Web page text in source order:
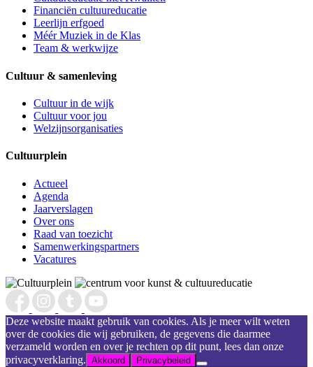
Financiën cultuureducatie
Leerlijn erfgoed
Méér Muziek in de Klas
Team & werkwijze
Cultuur & samenleving
Cultuur in de wijk
Cultuur voor jou
Welzijnsorganisaties
Cultuurplein
Actueel
Agenda
Jaarverslagen
Over ons
Raad van toezicht
Samenwerkingspartners
Vacatures
Deze website maakt gebruik van cookies. Als je meer wilt weten
over de cookies die wij gebruiken, de gegevens die daarmee
verzameld worden en over je rechten op dit punt, lees dan onze
privacyverklaring. Akkoord Privacybeleid